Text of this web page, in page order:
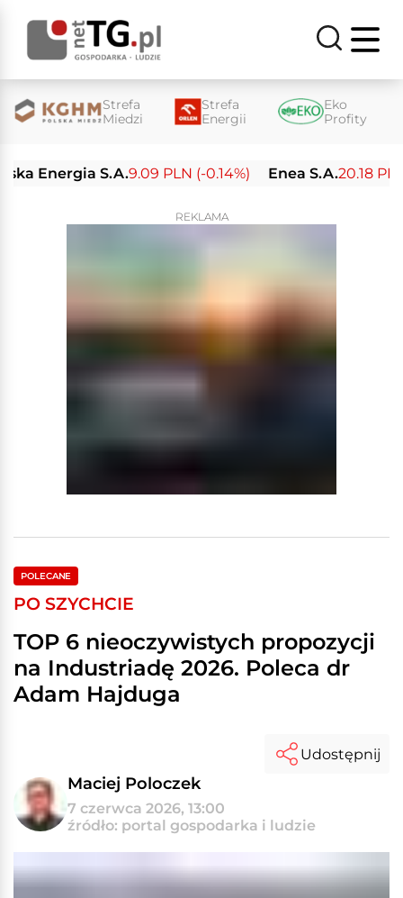
Strefa
Miedzi
Strefa
Energii
Eko
Profity
9.09 PLN (-0.14%) Enea S.A.20.18 PLN (-0.24%)
REKLAMA
POLECANE
PO SZYCHCIE
TOP 6 nieoczywistych propozycji
na Industriadę 2026. Poleca dr
Adam Hajduga
Maciej Poloczek
7 czerwca 2026, 13:00
źródło: portal gospodarka i ludzie
Udostępnij